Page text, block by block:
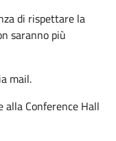
di rispettare la
saranno più
mail.
Conference Hall